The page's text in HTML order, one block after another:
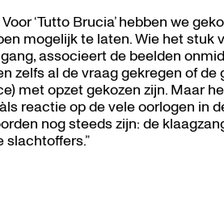
‘Tutto Brucia’ hebben we
mogelijk te laten. Wie het stuk
associeert de beelden
zelfs al de vraag gekregen of de
met opzet gekozen zijn. Maar
reactie op de vele oorlogen in
nog steeds zijn: de